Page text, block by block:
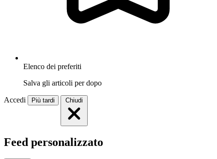
Elenco dei preferiti
Salva gli articoli per dopo
Accedi Più tardi Chiudi
Feed personalizzato